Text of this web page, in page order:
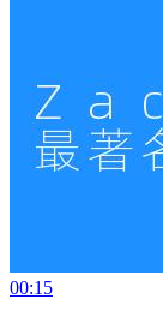
00:15